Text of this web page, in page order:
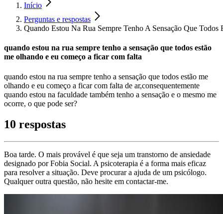
Início
Perguntas e respostas
Quando Estou Na Rua Sempre Tenho A Sensação Que
quando estou na rua sempre tenho a sensação que todos estão
me olhando e eu começo a ficar com falta
quando estou na rua sempre tenho a sensação que todos estão me
olhando e eu começo a ficar com falta de ar,consequentemente
quando estou na faculdade também tenho a sensação e o mesmo me
ocorre, o que pode ser?
10 respostas
Boa tarde. O mais provável é que seja um transtorno de ansiedade
designado por Fobia Social. A psicoterapia é a forma mais eficaz
para resolver a situação. Deve procurar a ajuda de um psicólogo.
Qualquer outra questão, não hesite em contactar-me.